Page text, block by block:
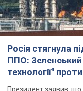
Росія стягнула
ППО: Зеленський
технології"
Президент заявив, що